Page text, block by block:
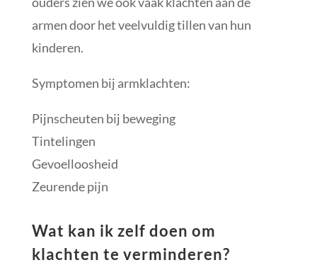
armen door het veelvuldig tillen van hun
kinderen.
Symptomen bij armklachten:
Pijnscheuten bij beweging
Tintelingen
Gevoelloosheid
Zeurende pijn
Wat kan ik zelf doen om
klachten te verminderen?